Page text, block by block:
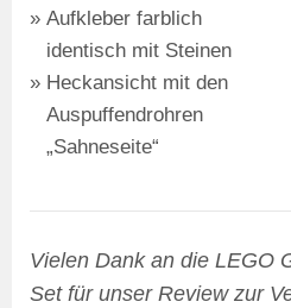
Aufkleber farblich
identisch mit Steinen
Heckansicht mit den
Auspuffendrohren
„Sahneseite“
Vielen Dank an die LEGO
Set für unser Review zur